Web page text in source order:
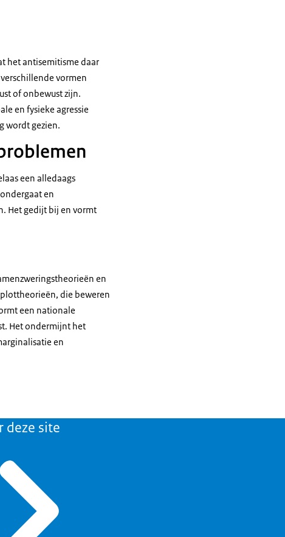
het antisemitisme daar
vormen
of onbewust zijn.
en fysieke agressie
wordt gezien.
een alledaags
en
Het gedijt bij en vormt
en
die beweren
een nationale
Het ondermijnt het
en
deze site